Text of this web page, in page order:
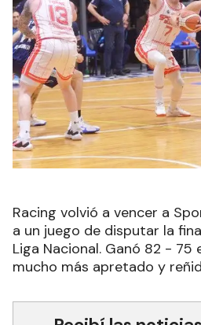
Racing volvió a vencer a
a un juego de disputar la
Liga Nacional. Ganó 82 - 75
mucho más apretado y